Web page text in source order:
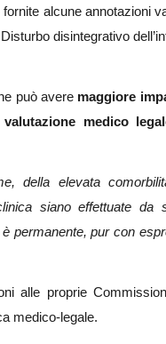
alcune annotazioni
disintegrativo
può avere maggiore
valutazione medico
della elevata
siano effettuate da
permanente, pur con
alle proprie
medico-legale.